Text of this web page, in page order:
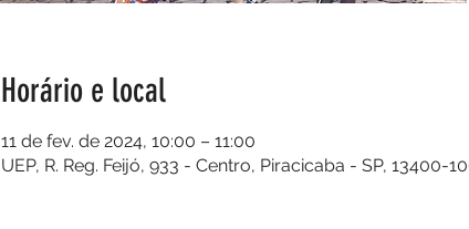
Horário e local
11 de fev. de 2024, 10:00 – 11:00
UEP, R. Reg. Feijó, 933 - Centro, Piracicaba - SP, 13400-